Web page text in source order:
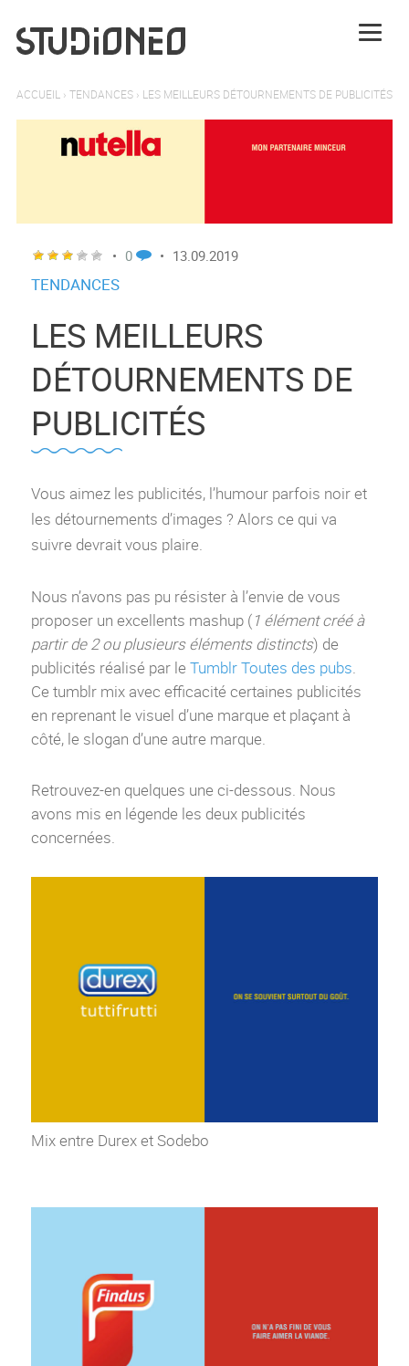
ACCUEIL › TENDANCES› LES MEILLEURS DÉTOURNEMENTS DE PUBLICITÉS
• 0 • 13.09.2019
TENDANCES
LES MEILLEURS
DÉTOURNEMENTS DE
PUBLICITÉS
Vous aimez les publicités, l’humour parfois noir et
les détournements d’images ? Alors ce qui va
suivre devrait vous plaire.
Nous n’avons pas pu résister à l’envie de vous
proposer un excellents mashup (1 élément créé à
partir de 2 ou plusieurs éléments distincts) de
publicités réalisé par leTumblr Toutes des pubs.
Ce tumblr mix avec efficacité certaines publicités
en reprenant le visuel d’une marque et plaçant à
côté, le slogan d’une autre marque.
Retrouvez-en quelques une ci-dessous. Nous
avons mis en légende les deux publicités
concernées.
Mix entre Durex et Sodebo